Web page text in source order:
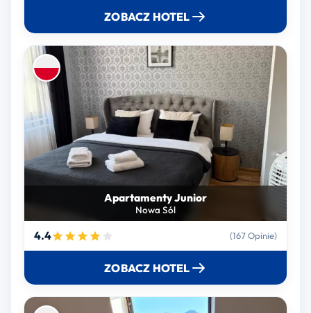
ZOBACZ HOTEL
Apartamenty Junior
Nowa Sól
4.4 (167 Opinie)
ZOBACZ HOTEL